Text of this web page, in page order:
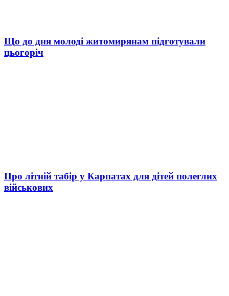
Що до дня молоді житомирянам підготували
цьогоріч
Про літній табір у Карпатах для дітей полеглих
військових